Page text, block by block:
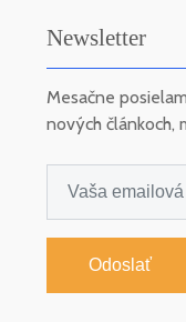
Newsletter
Mesačne
nových článkoch,
Odoslať